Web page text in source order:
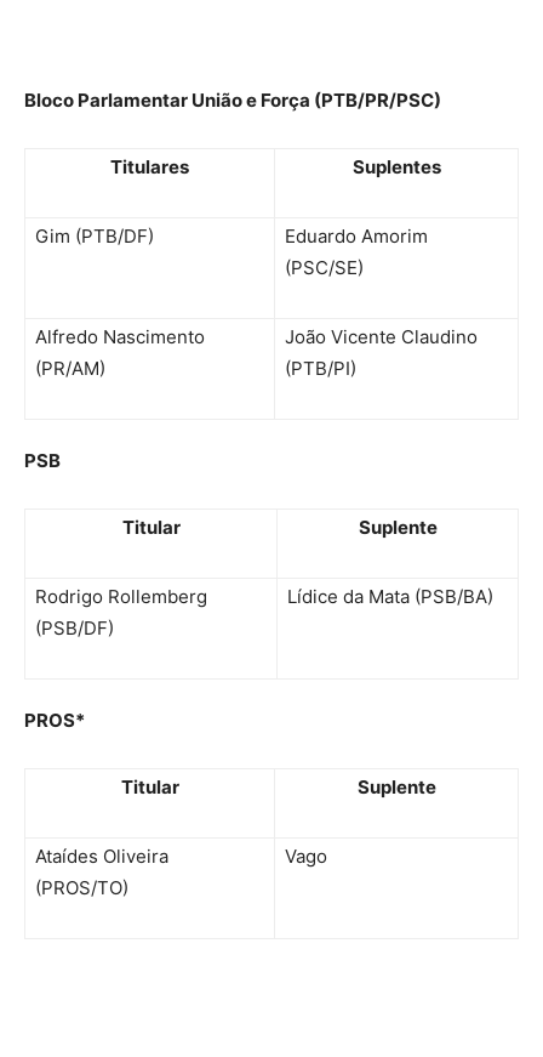
Bloco Parlamentar União e Força (PTB/PR/PSC)
Titulares Suplentes
Gim (PTB/DF)
Eduardo Amorim
(PSC/SE)
Alfredo Nascimento
(PR/AM)
João Vicente Claudino
(PTB/PI)
PSB
Titular Suplente
Rodrigo Rollemberg
(PSB/DF)
Lídice da Mata (PSB/BA)
PROS*
Titular Suplente
Ataídes Oliveira
(PROS/TO)
Vago